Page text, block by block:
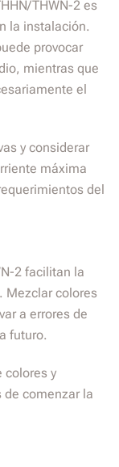
THWN-2 es
la instalación.
provocar
mientras que
el
y considerar
máxima
del
2 facilitan la
Mezclar colores
a errores de
futuro.
colores y
comenzar la